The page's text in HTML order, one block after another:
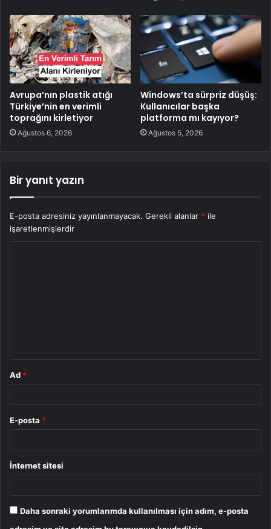
Avrupa’nın plastik atığı
Türkiye’nin en verimli
toprağını kirletiyor
Ağustos 6, 2026
Windows’ta sürpriz düşüş:
Kullanıcılar başka
platforma mı kayıyor?
Ağustos 5, 2026
Bir yanıt yazın
E-posta adresiniz yayınlanmayacak. Gerekli alanlar * ile
işaretlenmişlerdir
Ad *
E-posta *
İnternet sitesi
Daha sonraki yorumlarımda kullanılması için adım, e-posta